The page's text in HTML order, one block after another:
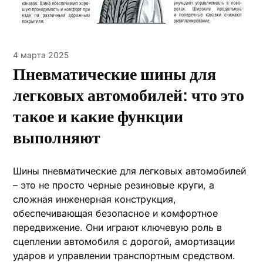
4 марта 2025
Пневматические шины для
легковых автомобилей: что это
такое и какие функции
выполняют
Шины пневматические для легковых автомобилей
– это не просто черные резиновые круги, а
сложная инженерная конструкция,
обеспечивающая безопасное и комфортное
передвижение. Они играют ключевую роль в
сцеплении автомобиля с дорогой, амортизации
ударов и управлении транспортным средством.